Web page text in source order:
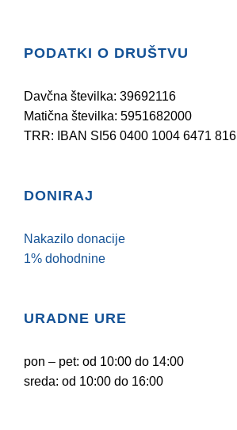
PODATKI O DRUŠTVU
Davčna številka: 39692116
Matična številka: 5951682000
TRR: IBAN SI56 0400 1004 6471 816
DONIRAJ
Nakazilo donacije
1% dohodnine
URADNE URE
pon – pet: od 10:00 do 14:00
sreda: od 10:00 do 16:00